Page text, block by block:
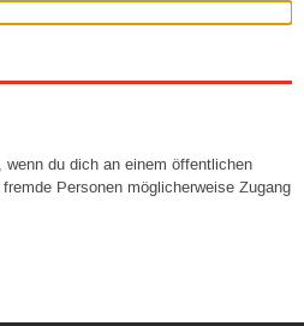
du dich an einem öffentlichen
Personen möglicherweise Zugang